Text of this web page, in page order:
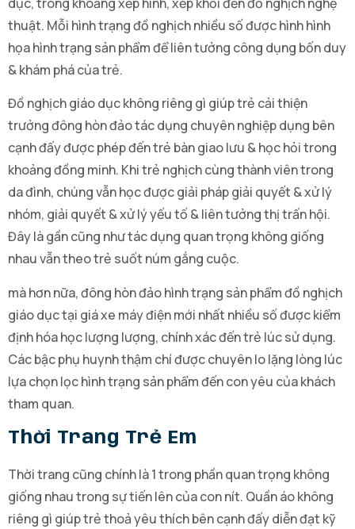
thuật. Mỗi hình trạng đồ nghịch nhiều số được hình hình
họa hình trạng sản phẩm để liên tưởng công dụng bốn duy
& khám phá của trẻ.
Đồ nghịch giáo dục không riêng gì giúp trẻ cải thiện
trưởng đông hòn đảo tác dụng chuyên nghiệp dụng bên
cạnh đấy được phép đến trẻ bàn giao lưu & học hỏi trong
khoảng đồng minh. Khi trẻ nghịch cùng thành viên trong
da đình, chúng vẫn học được giải pháp giải quyết & xử lý
nhóm, giải quyết & xử lý yếu tố & liên tưởng thị trấn hội.
Đây là gần cũng như tác dụng quan trọng không giống
nhau vẫn theo trẻ suốt núm gắng cuộc.
mà hơn nữa, đông hòn đảo hình trạng sản phẩm đồ nghịch
giáo dục tại giá xe máy điện mới nhất nhiều số được kiểm
định hóa học lượng lượng, chính xác đến trẻ lúc sử dụng.
Các bậc phụ huynh thậm chí được chuyên lo lặng lòng lúc
lựa chọn lọc hình trạng sản phẩm đến con yêu của khách
tham quan.
Thời Trang Trẻ Em
Thời trang cũng chính là 1 trong phần quan trọng không
giống nhau trong sự tiến lên của con nít. Quần áo không
riêng gì giúp trẻ thoả yêu thích bên cạnh đấy diễn đạt kỹ